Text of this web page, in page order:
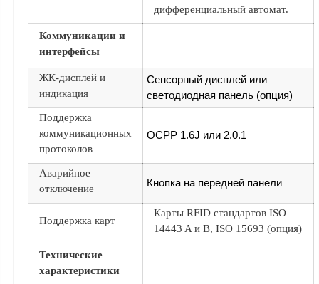
дифференциальный автомат.
Коммуникации и
интерфейсы
ЖК-дисплей и
индикация
Сенсорный дисплей или
светодиодная панель (опция)
Поддержка
коммуникационных
протоколов
OCPP 1.6J или 2.0.1
Аварийное
отключение
Кнопка на передней панели
Поддержка карт
Карты RFID стандартов ISO
14443 A и B, ISO 15693 (опция)
Технические
характеристики